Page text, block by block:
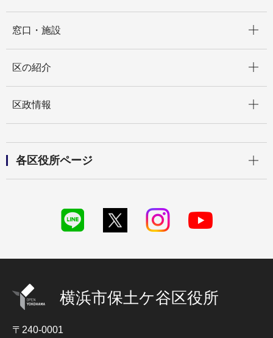
窓口・施設
区の紹介
区政情報
各区役所ページ
横浜市保土ケ谷区役所
〒240-0001